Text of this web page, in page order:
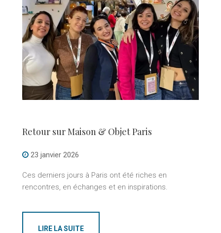
Retour sur Maison & Objet Paris
23 janvier 2026
Ces derniers jours à Paris ont été riches en
rencontres, en échanges et en inspirations.
LIRE LA SUITE